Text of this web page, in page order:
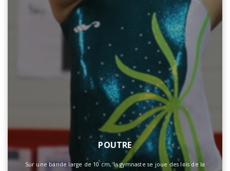
POUTRE
Sur une bande large de 10 cm, la gymnaste se joue des lois de la